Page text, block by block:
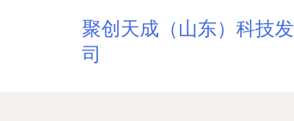
聚创天成（山东）科技
司